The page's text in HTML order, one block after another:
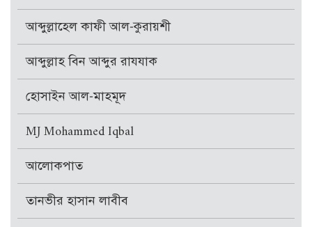
আব্দুল্লাহেল কাফী আল-কুরায়শী
আব্দুল্লাহ বিন আব্দুর রাযযাক
হোসাইন আল-মাহমূদ
MJ Mohammed Iqbal
আলোকপাত
তানভীর হাসান লাবীব